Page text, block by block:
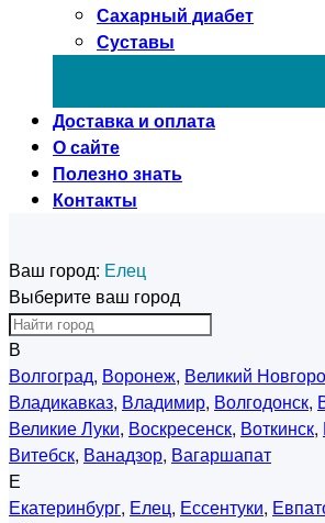
Сахарный диабет
Суставы
Доставка и оплата
О сайте
Полезно знать
Контакты
Ваш город: Елец
Выберите ваш город
В
Волгоград, Воронеж, Великий
Владикавказ, Владимир, Волгодонск,
Великие Луки, Воскресенск, Воткинск,
Витебск, Ванадзор, Вагаршапат
Е
Екатеринбург, Елец, Ессентуки,